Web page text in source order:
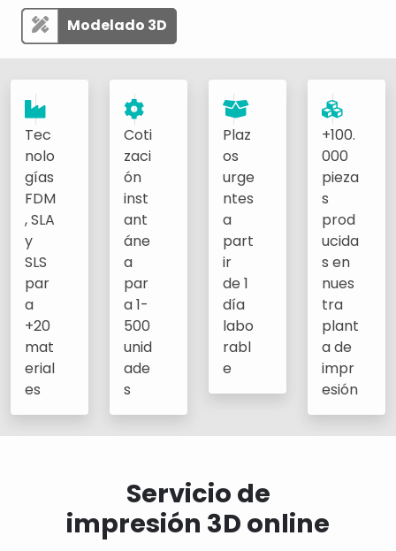
Modelado 3D
Tec
nolo
gías
FDM
, SLA
y
SLS
par
a
+20
mat
erial
es
Coti
zaci
ón
inst
ant
áne
a
par
a 1-
500
unid
ade
s
Plaz
os
urge
ntes
a
part
ir
de 1
día
labo
rabl
e
+100.
000
pieza
s
prod
ucida
s en
nues
tra
plant
a de
impr
esión
Servicio de
impresión 3D online